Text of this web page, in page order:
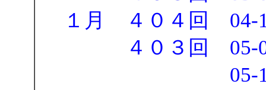
１月 ４０４回 04-
４０３回 05-06-
05-11-12-